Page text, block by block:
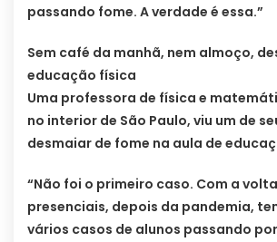
passando fome. A verdade é essa.”
Sem café da manhã, nem almoço,
educação física
Uma professora de física e
no interior de São Paulo, viu um de
desmaiar de fome na aula de
“Não foi o primeiro caso. Com a
presenciais, depois da pandemia,
vários casos de alunos passando